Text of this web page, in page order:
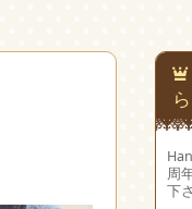
ら
周
下